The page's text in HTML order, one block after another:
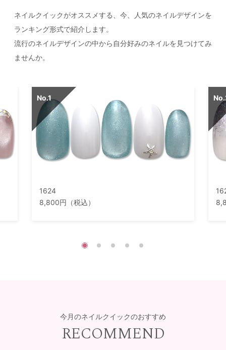
ネイルクイックがオススメする、今、人気のネイルデザインを
ランキング形式で紹介します。
流行のネイルデザインの中から自分好みのネイルを見つけてみ
ませんか。
1624
8,800円（税込）
今月のネイルクイックのおすすめ
RECOMMEND